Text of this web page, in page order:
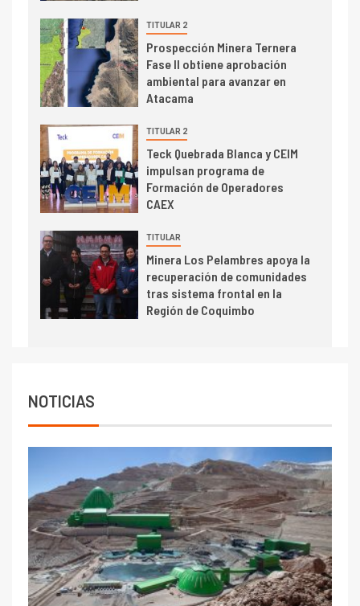
trimestre
4 I+D
Informe bimensual de
Cochilco: precio del cobre
alcanza máximos por escasez
de concentrados
5 I+D
Estudio revela cómo el precio
del cobre y educación superior
se relacionan en zonas
mineras
6
BHP proyecta producción de
cobre cercana a 2 millones de
toneladas tras récord en
Escondida
TITULAR 2
Prospección Minera Ternera
Fase II obtiene aprobación
ambiental para avanzar en
Atacama
TITULAR 2
Teck Quebrada Blanca y CEIM
impulsan programa de
Formación de Operadores
CAEX
TITULAR
Minera Los Pelambres apoya la
recuperación de comunidades
tras sistema frontal en la
Región de Coquimbo
NOTICIAS